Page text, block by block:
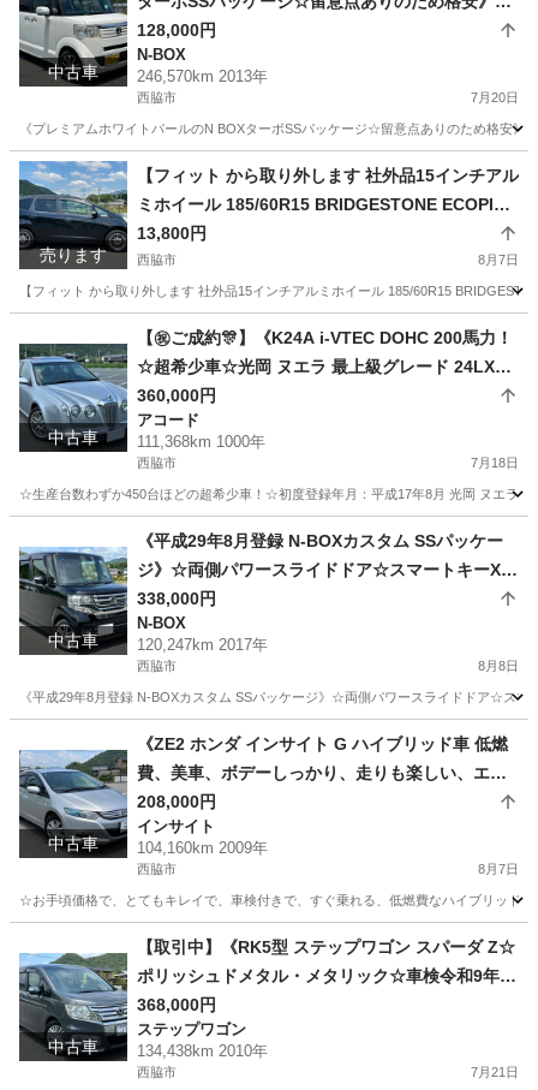
中古車
両側パワースライドドア☆地デジフルセグナビ☆
バックモニター☆クルーズコントロール☆ETC☆V
SA☆【車両交換や下取りも応談】
128,000円
N-BOX
246,570km 2013年
西脇市 7月20日
《プレミアムホワイトパールのN BOXターボSSパッケージ☆留意点ありのため格
兵庫 西脇市 車両
売ります
【フィット から取り外します 社外品15インチアル
ミホイール 185/60R15 BRIDGESTONE ECOPIA
EP150 4本セット】 175/65R14互換 ヴィッツ・ノ
ート・デミオ等にも流用可能？
13,800円
西脇市 8月7日
【フィット から取り外します 社外品15インチアルミホイール 185/60R15
タイヤ、ホイール
中古車
【㊗️ご成約🎊】《K24A i-VTEC DOHC 200馬力！‪
☆超希少車☆光岡 ヌエラ 最上級グレード 24LX》
さらにオプションの本革シート＆電動サンルーフ
付き CL9アコードベース
360,000円
アコード
111,368km 1000年
西脇市 7月18日
☆生産台数わずか450台ほどの超希少車！☆初度登録年月：平成17年8月 光岡 ヌエラ
アコード 本革
中古車
《平成29年8月登録 N-BOXカスタム SSパッケー
ジ》☆両側パワースライドドア☆スマートキーX2
個☆Gathersナビ☆Bluetooth☆バックモニター☆
地デジフルセグTV☆ETC☆VSA☆シートヒーター
☆【車両交換や下取りも応談】
338,000円
N-BOX
120,247km 2017年
西脇市 8月8日
《平成29年8月登録 N-BOXカスタム SSパッケージ》☆両側パワースライドドア☆
N-BOX 車両
中古車
《ZE2 ホンダ インサイト G ハイブリッド車 低燃
費、美車、ボデーしっかり、走りも楽しい、エア
コンも良く冷えています！》☆ホンダディーラー
管理車両につき機関◎ 車検付き即乗り可！
208,000円
インサイト
104,160km 2009年
西脇市 8月7日
☆お手頃価格で、とてもキレイで、車検付きで、すぐ乗れる、低燃費なハイブリッド
インサイト 車両
中古車
【取引中】《RK5型 ステップワゴン スパーダ Z☆
ポリッシュドメタル・メタリック☆車検令和9年1
月☆禁煙清潔☆極美車！》☆両側パワースライド
ドア☆Gathers 9インチ地デジフルセグBluetooth
ナビ☆ALPINE後席モニター☆17inchAW☆VSA
368,000円
ステップワゴン
134,438km 2010年
西脇市 7月21日